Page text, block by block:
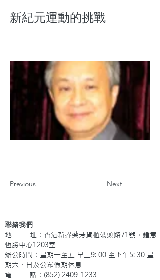
新紀元運動的挑戰
Previous Next
聯絡我們
地 址：香港新界葵芳貨櫃碼頭路71號，鍾意
恆勝中心1203室
辦公時間：星期一至五 早上9: 00 至下午5: 30 星
期六、日及公眾假期休息
電 話：(852) 2409-1233